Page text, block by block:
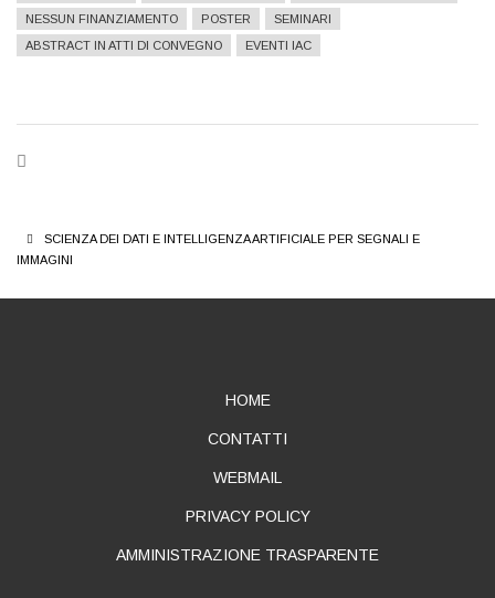
NESSUN FINANZIAMENTO
POSTER
SEMINARI
ABSTRACT IN ATTI DI CONVEGNO
EVENTI IAC
BREADCRUMB
SCIENZA DEI DATI E INTELLIGENZA ARTIFICIALE PER SEGNALI E
IMMAGINI
HOME
CONTATTI
WEBMAIL
PRIVACY POLICY
AMMINISTRAZIONE TRASPARENTE